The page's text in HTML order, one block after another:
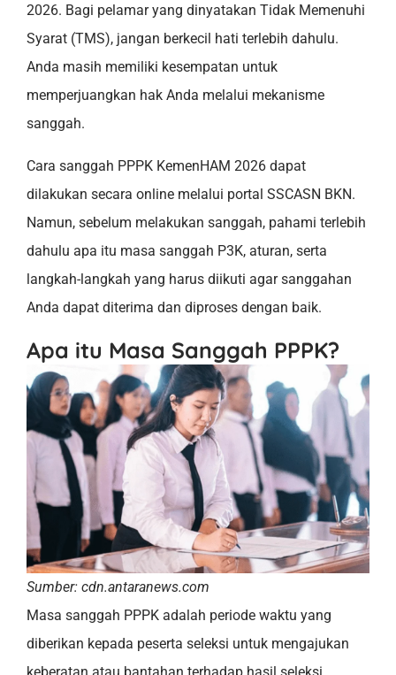
2026. Bagi pelamar yang dinyatakan Tidak Memenuhi
Syarat (TMS), jangan berkecil hati terlebih dahulu.
Anda masih memiliki kesempatan untuk
memperjuangkan hak Anda melalui mekanisme
sanggah.
Cara sanggah PPPK KemenHAM 2026 dapat
dilakukan secara online melalui portal SSCASN BKN.
Namun, sebelum melakukan sanggah, pahami terlebih
dahulu apa itu masa sanggah P3K, aturan, serta
langkah-langkah yang harus diikuti agar sanggahan
Anda dapat diterima dan diproses dengan baik.
Apa itu Masa Sanggah PPPK?
Sumber: cdn.antaranews.com
Masa sanggah PPPK adalah periode waktu yang
diberikan kepada peserta seleksi untuk mengajukan